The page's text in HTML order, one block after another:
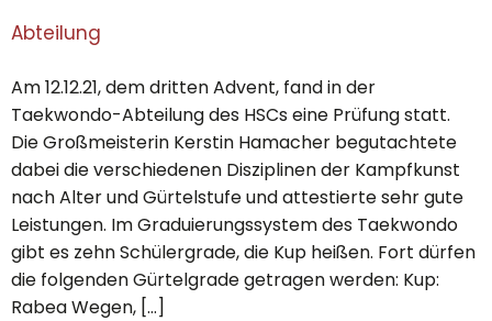
Abteilung
Am 12.12.21, dem dritten Advent, fand in der
Taekwondo-Abteilung des HSCs eine Prüfung statt.
Die Großmeisterin Kerstin Hamacher begutachtete
dabei die verschiedenen Disziplinen der Kampfkunst
nach Alter und Gürtelstufe und attestierte sehr gute
Leistungen. Im Graduierungssystem des Taekwondo
gibt es zehn Schülergrade, die Kup heißen. Fort dürfen
die folgenden Gürtelgrade getragen werden: Kup:
Rabea Wegen, […]